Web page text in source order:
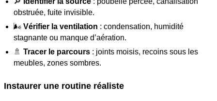
obstruée, fuite invisible.
🌬️ Vérifier la ventilation : condensation, humidité
stagnante ou manque d’aération.
🚿 Tracer le parcours : joints moisis, recoins sous les
meubles, zones sombres.
Instaurer une routine réaliste